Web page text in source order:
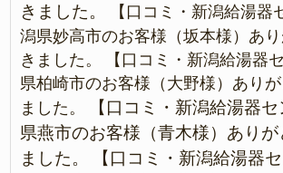
きました。
【口コミ・新潟給湯器
潟県妙高市のお客様（坂本様）あ
きました。
【口コミ・新潟給湯器
県柏崎市のお客様（大野様）あり
ました。
【口コミ・新潟給湯器
県燕市のお客様（青木様）ありが
ました。
【口コミ・新潟給湯器